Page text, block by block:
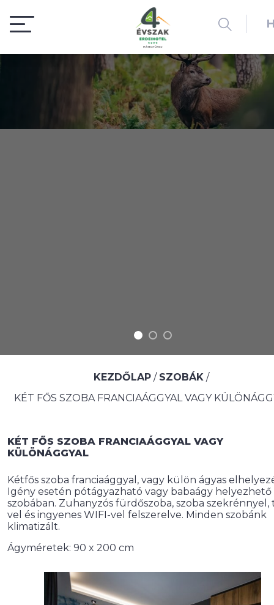
KEZDŐLAP / SZOBÁK /
KÉT FŐS SZOBA FRANCIAÁGGYAL VAGY
KÉT FŐS SZOBA FRANCIAÁGGYAL VAGY
KÜLÖNÁGGYAL
Kétfős szoba franciaággyal, vagy külön ágyas
Igény esetén pótágyazható vagy babaágy helyezhető
szobában. Zuhanyzós fürdőszoba, szoba szekrénnyel,
vel és ingyenes WIFI-vel felszerelve. Minden szobánk
klimatizált.
Ágyméretek: 90 x 200 cm